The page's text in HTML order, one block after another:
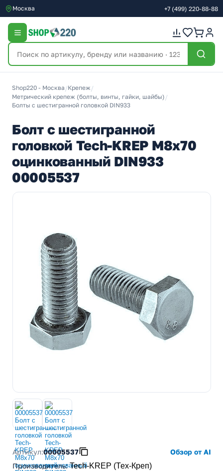
Москва +7 (499) 220-88-88
Shop220 - Москва /Крепеж /
Метрический крепеж (болты, винты, гайки, шайбы) /
Болты с шестигранной головкой DIN933
Болт с шестигранной
головкой Tech-KREP М8х70
оцинкованный DIN933
00005537
Артикул:00005537
Обзор от AI
Производитель:Tech-KREP (Тех-Креп)